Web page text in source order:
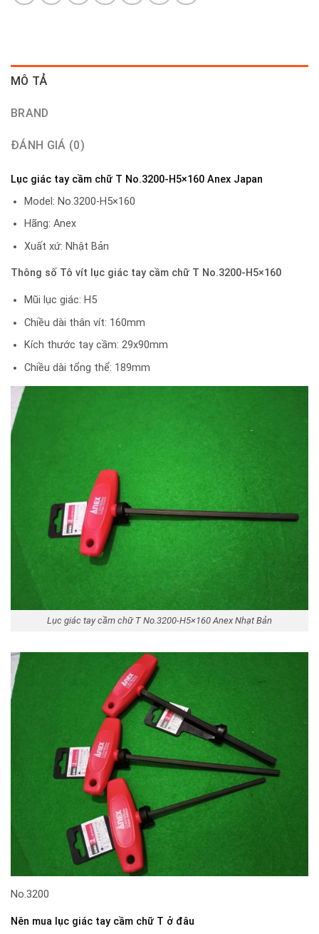
MÔ TẢ
BRAND
ĐÁNH GIÁ (0)
Lục giác tay cầm chữ T No.3200-H5×160 Anex Japan
Model: No.3200-H5×160
Hãng: Anex
Xuất xứ: Nhật Bản
Thông số Tô vít lục giác tay cầm chữ T No.3200-H5×160
Mũi lục giác: H5
Chiều dài thân vít: 160mm
Kích thước tay cầm: 29x90mm
Chiều dài tổng thể: 189mm
Lục giác tay cầm chữ T No.3200-H5×160 Anex Nhạt Bản
No.3200
Nên mua lục giác tay cầm chữ T ở đâu